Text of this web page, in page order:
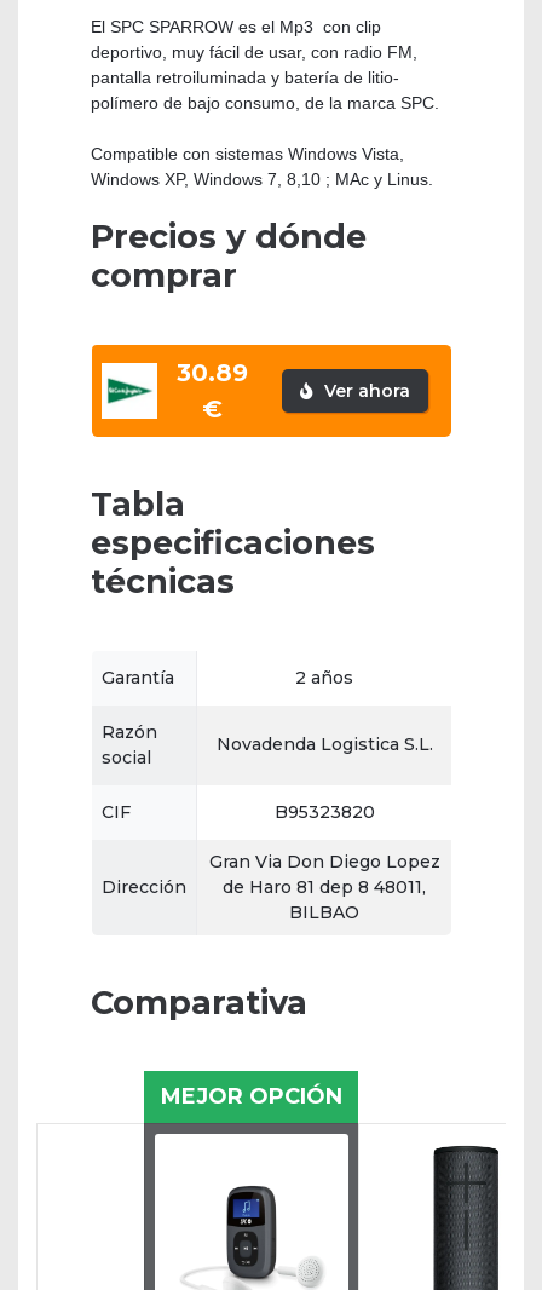
El SPC SPARROW es el Mp3 con clip
deportivo, muy fácil de usar, con radio FM,
pantalla retroiluminada y batería de litio-
polímero de bajo consumo, de la marca SPC.
Compatible con sistemas Windows Vista,
Windows XP, Windows 7, 8,10 ; MAc y Linus.
Precios y dónde
comprar
30.89
€
Ver ahora
Tabla
especificaciones
técnicas
Garantía 2 años
Razón
social
Novadenda Logistica S.L.
CIF B95323820
Dirección
Gran Via Don Diego Lopez
de Haro 81 dep 8 48011,
BILBAO
Comparativa
MEJOR OPCIÓN